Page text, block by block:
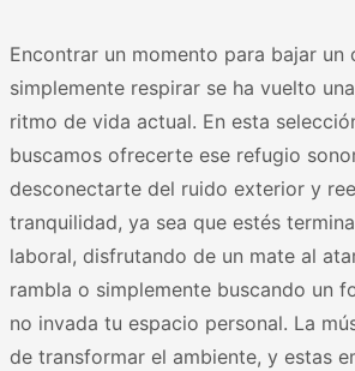
Encontrar un momento para bajar un
simplemente respirar se ha vuelto
ritmo de vida actual. En esta
buscamos ofrecerte ese refugio
desconectarte del ruido exterior y
tranquilidad, ya sea que estés
laboral, disfrutando de un mate al
rambla o simplemente buscando un
no invada tu espacio personal. La
de transformar el ambiente, y estas